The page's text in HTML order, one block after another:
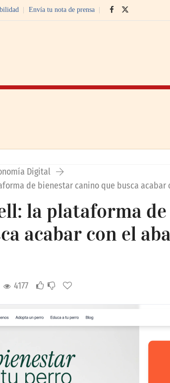
Envía tu nota de prensa
Digital
de bienestar canino que busca acabar
la plataforma
acabar con el
4177